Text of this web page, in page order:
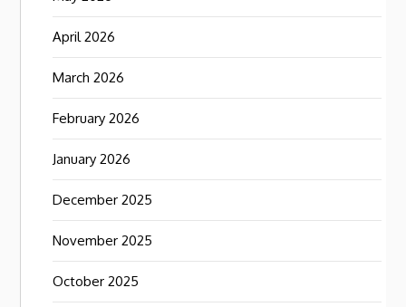
April 2026
March 2026
February 2026
January 2026
December 2025
November 2025
October 2025